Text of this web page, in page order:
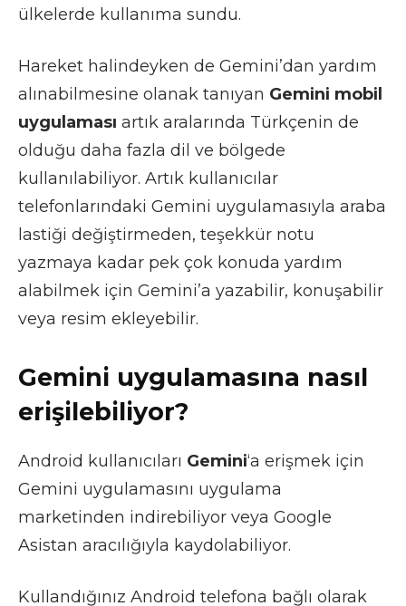
ülkelerde kullanıma sundu.
Hareket halindeyken de Gemini’dan yardım
alınabilmesine olanak tanıyan Gemini mobil
uygulaması artık aralarında Türkçenin de
olduğu daha fazla dil ve bölgede
kullanılabiliyor. Artık kullanıcılar
telefonlarındaki Gemini uygulamasıyla araba
lastiği değiştirmeden, teşekkür notu
yazmaya kadar pek çok konuda yardım
alabilmek için Gemini’a yazabilir, konuşabilir
veya resim ekleyebilir.
Gemini uygulamasına nasıl
erişilebiliyor?
Android kullanıcıları Gemini‘a erişmek için
Gemini uygulamasını uygulama
marketinden indirebiliyor veya Google
Asistan aracılığıyla kaydolabiliyor.
Kullandığınız Android telefona bağlı olarak